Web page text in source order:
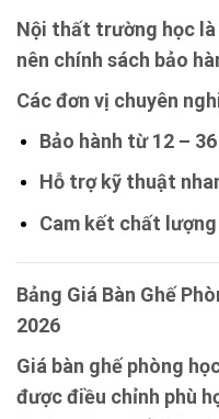
Nội thất trường học là
nên chính sách bảo
Các đơn vị chuyên
Bảo hành từ 12 –
Hỗ trợ kỹ thuật
Cam kết chất
Bảng Giá Bàn Ghế
2026
Giá bàn ghế phòng
được điều chỉnh phù